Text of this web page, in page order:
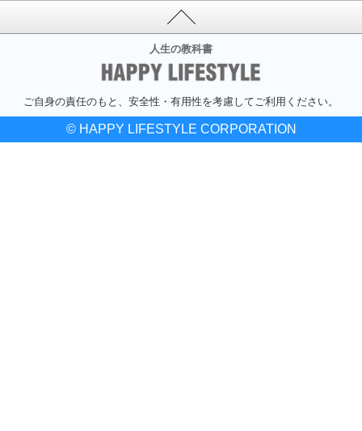
人生の教科書
ご自身の責任のもと、安全性・有用性を考慮してご利用ください。
© HAPPY LIFESTYLE CORPORATION